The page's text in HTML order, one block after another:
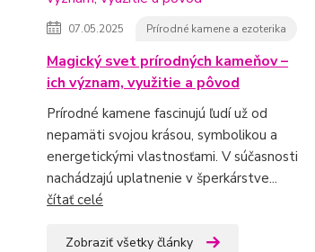
07.05.2025 Prírodné kamene a ezoterika
Magický svet prírodných kameňov –
ich význam, využitie a pôvod
Prírodné kamene fascinujú ľudí už od
nepamäti svojou krásou, symbolikou a
energetickými vlastnosťami. V súčasnosti
nachádzajú uplatnenie v šperkárstve...
čítať celé
Zobraziť všetky články